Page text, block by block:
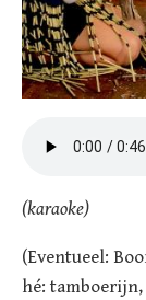
(karaoke)
(Eventueel:
hé: